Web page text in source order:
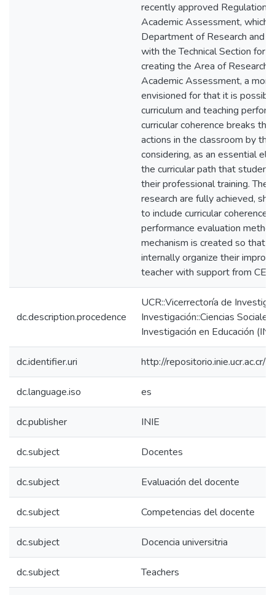
recently approved
Academic Assessment, which
Department of Research and
with the Technical Section for
creating the Area of ​​Research
Academic Assessment, a
envisioned for that it is
curriculum and teaching
curricular coherence breaks
actions in the classroom by
considering, as an essential
the curricular path that
their professional training. The
research are fully achieved,
to include curricular coherence
performance evaluation
mechanism is created so that
internally organize their
teacher with support from CEA.
dc.description.procedence
UCR::Vicerrectoría de
Investigación::Ciencias
Investigación en Educación
dc.identifier.uri http://
dc.language.iso es
dc.publisher INIE
dc.subject Docentes
dc.subject Evaluación del docente
dc.subject Competencias del docente
dc.subject Docencia universitria
dc.subject Teachers